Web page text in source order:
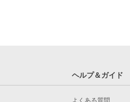
ヘルプ＆ガイド
よくある質問